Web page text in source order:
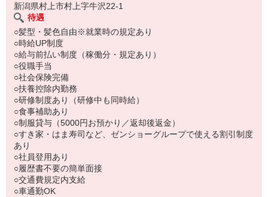
新潟県村上市村上字牛沢22-1
待遇
○髪型・髪色自由※就業時の規定あり
○時給UP制度
○給与前払い制度（稼働分・規定あり）
○役職手当
○社会保険完備
○扶養控除内勤務
○研修制度あり（研修中も同時給）
○食事補助あり
○制服貸与（5000円お預かり／返却後返金）
○すき家・はま寿司など、ゼンショーグループで使える割引制度
あり
○社員登用あり
○履歴書不要の簡単面接
○交通費規定内支給
○車通勤OK